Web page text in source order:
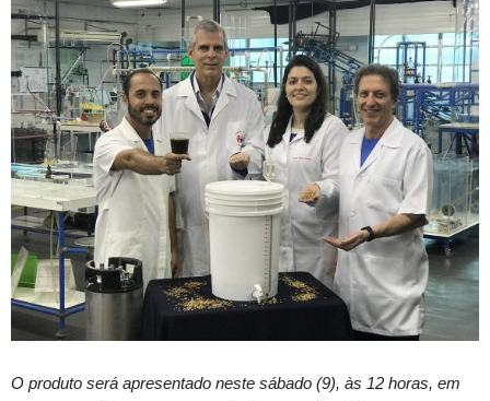
O produto será apresentado neste sábado (9), às 12 horas, em